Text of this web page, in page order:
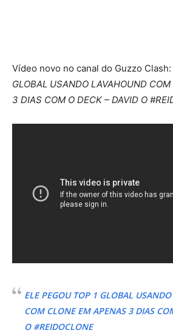
Vídeo novo no canal do Guzzo Clash:
GLOBAL USANDO LAVAHOUND
3 DIAS COM O DECK – DAVID O
ELE PEGOU TOP 1 GLOBAL
COM CLONE EM APENAS 3 DIAS
O #REIDOCLONE